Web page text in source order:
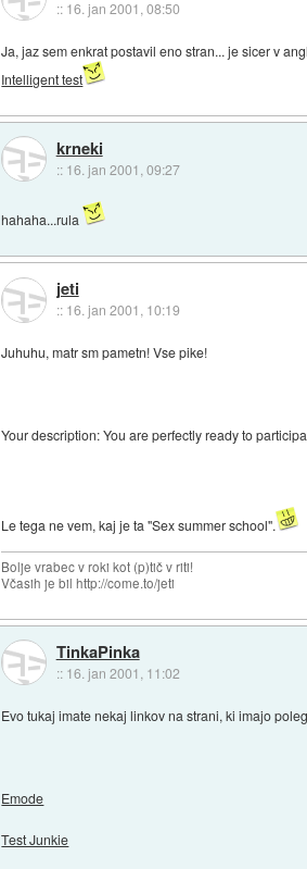
:: 16. jan 2001, 08:50
Ja, jaz sem enkrat postavil eno stran... je sicer v
Intelligent test
krneki
:: 16. jan 2001, 09:27
hahaha...rula
jeti
:: 16. jan 2001, 10:19
Juhuhu, matr sm pametn! Vse pike!
Your description: You are perfectly ready to
Le tega ne vem, kaj je ta "Sex summer school".
Bolje vrabec v roki kot (p)tič v riti!
Včasih je bil http://come.to/jeti
TinkaPinka
:: 16. jan 2001, 11:02
Evo tukaj imate nekaj linkov na strani, ki imajo
Emode
Test Junkie